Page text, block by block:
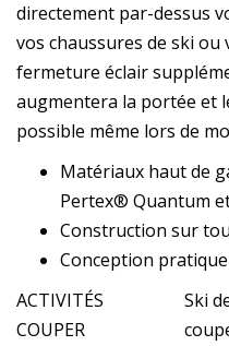
directement par-dessus
vos chaussures de ski ou
fermeture éclair
augmentera la portée et
possible même lors de
Matériaux haut de
Pertex® Quantum
Construction sur
Conception
ACTIVITÉS
Ski
COUPER